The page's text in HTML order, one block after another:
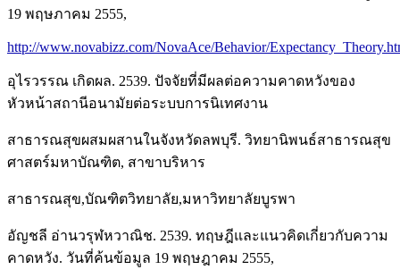
19 พฤษภาคม 2555,
http://www.novabizz.com/NovaAce/Behavior/
อุไรวรรณ เกิดผล. 2539. ปัจจัยที่มีผลต่อความคาดหวังของ
หัวหน้าสถานีอนามัยต่อระบบการนิเทศงาน
สาธารณสุขผสมผสานในจังหวัดลพบุรี. วิทยานิพนธ์สาธารณสุข
ศาสตร์มหาบัณฑิต, สาขาบริหาร
สาธารณสุข,บัณฑิตวิทยาลัย,มหาวิทยาลัยบูรพา
อัญชลี อ่านวรุฬหวาณิช. 2539. ทฤษฎีและแนวคิดเกี่ยวกับความ
คาดหวัง. วันที่ค้นข้อมูล 19 พฤษฎาคม 2555,